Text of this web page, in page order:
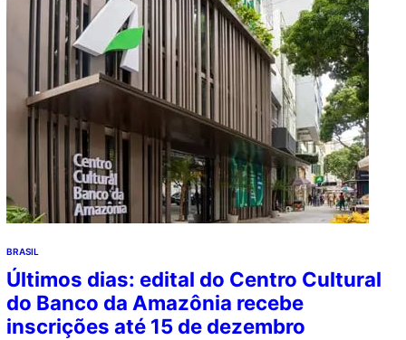
BRASIL
Últimos dias: edital do Centro Cultural
do Banco da Amazônia recebe
inscrições até 15 de dezembro